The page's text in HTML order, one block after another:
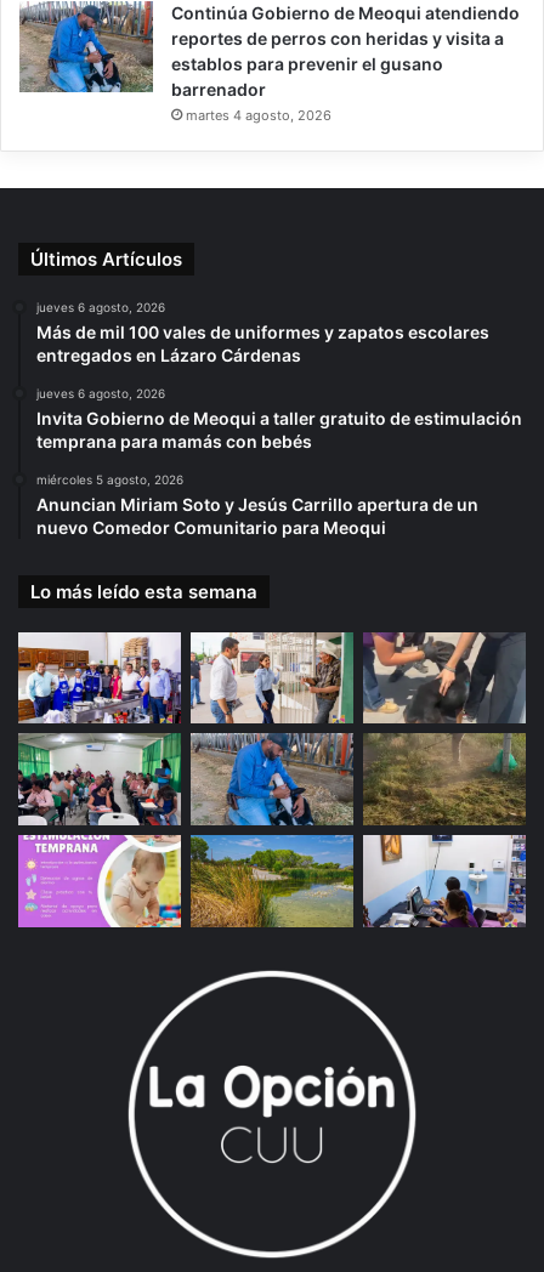
Continúa Gobierno de Meoqui atendiendo
reportes de perros con heridas y visita a
establos para prevenir el gusano
barrenador
martes 4 agosto, 2026
Últimos Artículos
jueves 6 agosto, 2026
Más de mil 100 vales de uniformes y zapatos escolares
entregados en Lázaro Cárdenas
jueves 6 agosto, 2026
Invita Gobierno de Meoqui a taller gratuito de estimulación
temprana para mamás con bebés
miércoles 5 agosto, 2026
Anuncian Miriam Soto y Jesús Carrillo apertura de un
nuevo Comedor Comunitario para Meoqui
Lo más leído esta semana